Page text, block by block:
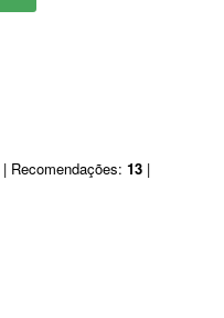
| Recomendações: 13 |